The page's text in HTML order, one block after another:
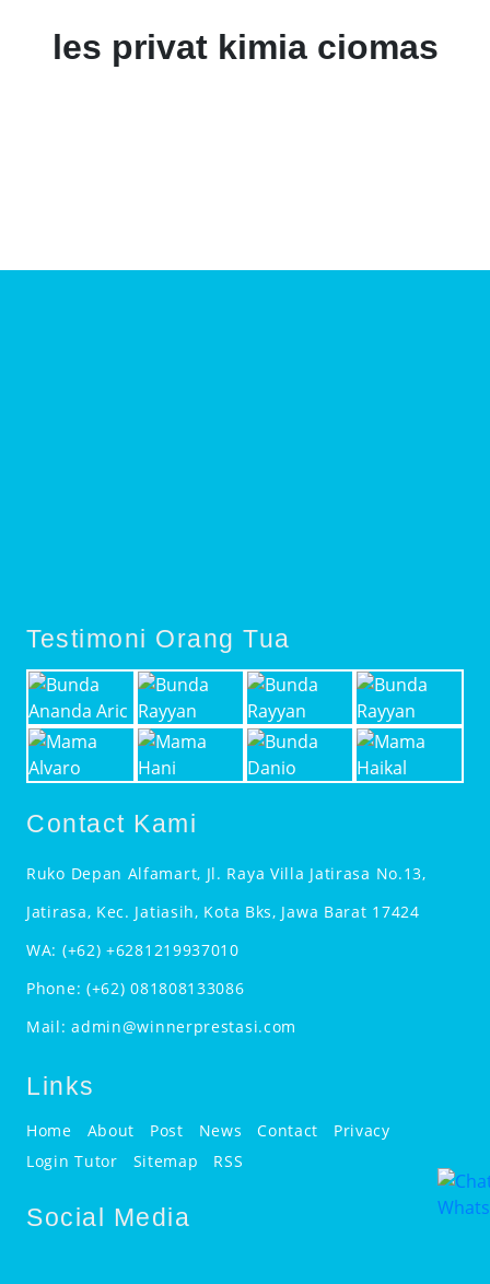
les privat kimia ciomas
Testimoni Orang Tua
Contact Kami
Ruko Depan Alfamart, Jl. Raya Villa Jatirasa No.13,
Jatirasa, Kec. Jatiasih, Kota Bks, Jawa Barat 17424
WA: (+62) +6281219937010
Phone: (+62) 081808133086
Mail:admin@winnerprestasi.com
Links
Home About Post News Contact
Privacy
Login Tutor
Sitemap RSS
Social Media